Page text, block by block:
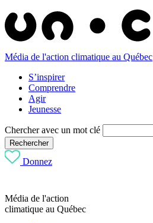
Média de l'action climatique au Québec
S’inspirer
Comprendre
Agir
Jeunesse
Chercher avec un mot clé
Rechercher
Donnez
Média de l'action
climatique au Québec